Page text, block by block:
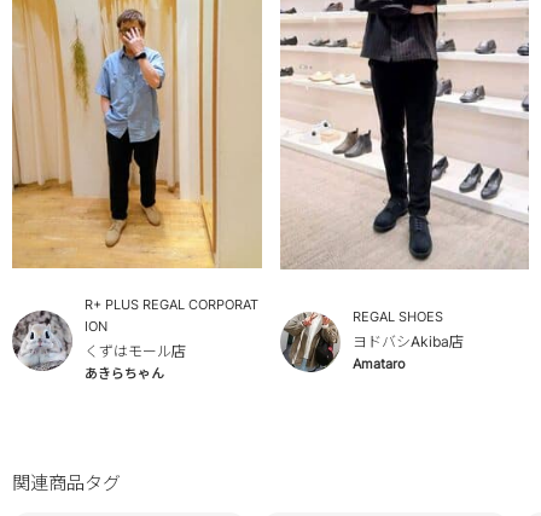
R+ PLUS REGAL CORPORAT
ION
くずはモール店
あきらちゃん
REGAL SHOES
ヨドバシAkiba店
Amataro
関連商品タグ